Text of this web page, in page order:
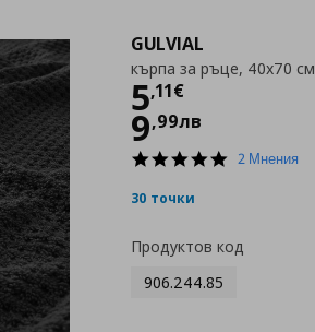
GULVIAL
кърпа за ръце, 40x70 см
5,11€
Цена
9,99лв
5.02 Мнения
30 точки
Продуктов код
906.244.85